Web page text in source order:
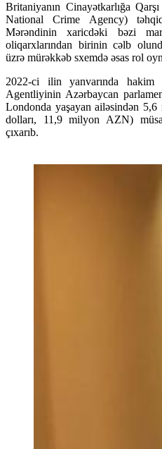
Britaniyanın Cinayətkarlığa
National Crime Agency)
Mərəndinin xaricdəki bəzi
oliqarxlarından birinin cəlb
üzrə mürəkkəb sxemdə əsas rol
2022-ci ilin yanvarında hakim
Agentliyinin Azərbaycan
Londonda yaşayan ailəsindən
dolları, 11,9 milyon AZN)
çıxarıb.